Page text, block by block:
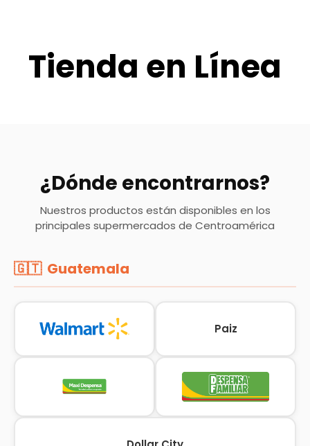
Tienda en Línea
¿Dónde encontrarnos?
Nuestros productos están disponibles en los
principales supermercados de Centroamérica
🇬🇹 Guatemala
Paiz